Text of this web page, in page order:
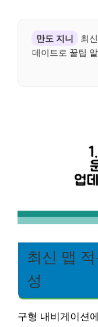
만도 지니
최
데이트로 꿀팁
최신 맵
성
구형 내비게이션